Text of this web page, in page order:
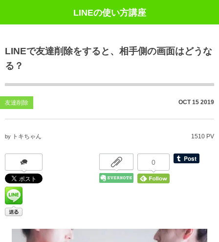
LINEの使い方講座
LINEで友達削除をすると、相手側の画面はどうな
る？
友達削除 OCT 15 2019
by トキちゃん 1510 PV
0